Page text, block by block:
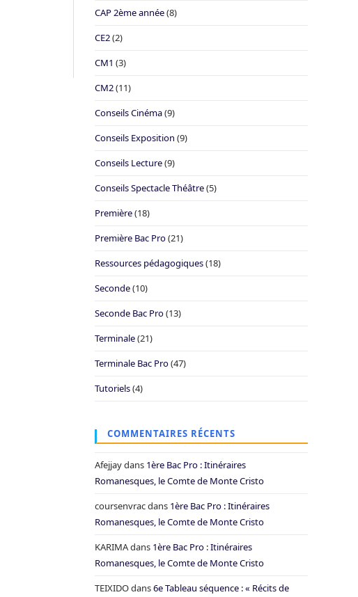
CAP 2ème année(8)
CE2(2)
CM1 (3)
CM2(11)
Conseils Cinéma(9)
Conseils Exposition (9)
Conseils Lecture(9)
Conseils Spectacle Théâtre(5)
Première(18)
Première Bac Pro(21)
Ressources pédagogiques(18)
Seconde(10)
Seconde Bac Pro(13)
Terminale(21)
Terminale Bac Pro(47)
Tutoriels(4)
COMMENTAIRES RÉCENTS
Afejjaydans 1ère Bac Pro : Itinéraires
Romanesques, le Comte de Monte Cristo
coursenvracdans 1ère Bac Pro : Itinéraires
Romanesques, le Comte de Monte Cristo
KARIMAdans 1ère Bac Pro : Itinéraires
Romanesques, le Comte de Monte Cristo
TEIXIDOdans6e Tableau séquence : « Récits de